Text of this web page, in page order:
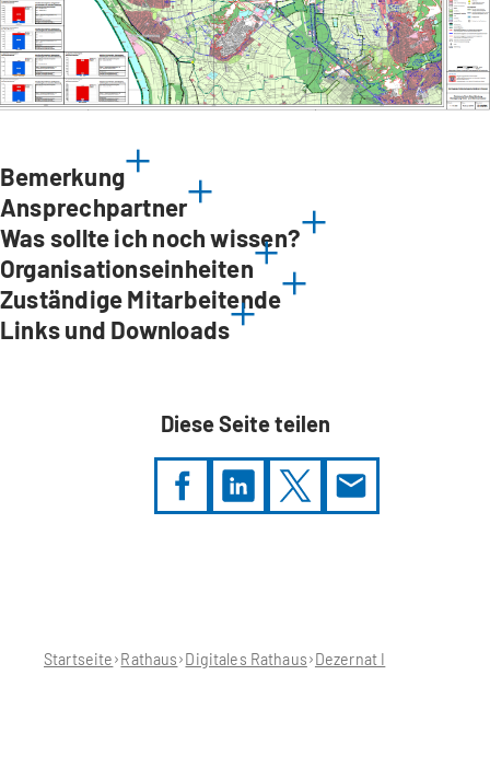
Bemerkung
Ansprechpartner
Was sollte ich noch wissen?
Organisationseinheiten
Zuständige Mitarbeitende
Links und Downloads
Diese Seite teilen
Startseite Rathaus Digitales Rathaus Dezernat I